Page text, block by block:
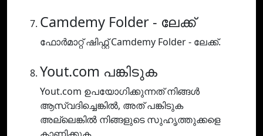
Camdemy Folder - ലേക്ക്
ഫോർമാറ്റ് ഷിഫ്റ്റ് Camdemy Folder - ലേക്ക്.
Yout.com പങ്കിടുക
Yout.com ഉപയോഗിക്കുന്നത് നിങ്ങൾ
ആസ്വദിച്ചെങ്കിൽ, അത് പങ്കിടുക
അല്ലെങ്കിൽ നിങ്ങളുടെ സുഹൃത്തുക്കളെ